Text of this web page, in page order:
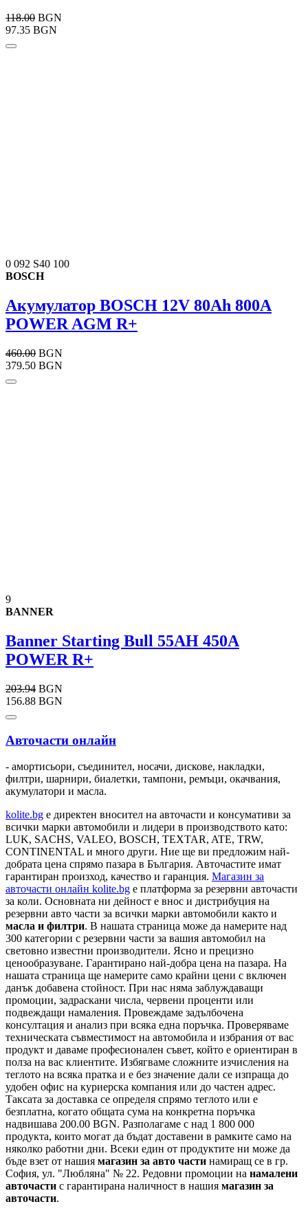
118.00 BGN
97.35 BGN
0 092 S40 100
BOSCH
Акумулатор BOSCH 12V 80Ah 800A
POWER AGM R+
460.00 BGN
379.50 BGN
9
BANNER
Banner Starting Bull 55AH 450A
POWER R+
203.94 BGN
156.88 BGN
Авточасти онлайн
- амортисьори, съединител, носачи, дискове, накладки,
филтри, шарнири, биалетки, тампони, ремъци, окачвания,
акумулатори и масла.
kolite.bg e директен вносител на авточасти и консумативи за
всички марки автомобили и лидери в производството като:
LUK, SACHS, VALEO, BOSCH, TEXTAR, ATE, TRW,
CONTINENTAL и много други. Ние ще ви предложим най-
добрата цена спрямо пазара в България. Авточастите имат
гарантиран произход, качество и гаранция. Магазин за
авточасти онлайн kolite.bg е платформа за резервни авточасти
за коли. Основната ни дейност е внос и дистрибуция на
резервни авто части за всички марки автомобили както и
масла и филтри. В нашата страница може да намерите над
300 категории с резервни части за вашия автомобил на
световно известни производители. Ясно и прецизно
ценообразуване. Гарантирано най-добра цена на пазара. На
нашата страница ще намерите само крайни цени с включен
данък добавена стойност. При нас няма заблуждаващи
промоции, задраскани числа, червени проценти или
подвеждащи намаления. Провеждаме задълбочена
консултация и анализ при всяка една поръчка. Проверяваме
техническата съвместимост на автомобила и избрания от вас
продукт и даваме професионален съвет, който е ориентиран в
полза на вас клиентите. Избягваме сложните изчисления на
теглото на всяка пратка и е без значение дали се изпраща до
удобен офис на куриерска компания или до частен адрес.
Таксата за доставка се определя спрямо теглото или е
безплатна, когато общата сума на конкретна поръчка
надвишава 200.00 BGN. Разполагаме с над 1 800 000
продукта, които могат да бъдат доставени в рамките само на
няколко работни дни. Всеки един от продуктите ни може да
бъде взет от нашия магазин за авто части намиращ се в гр.
София, ул. "Любляна" № 22. Редовни промоции на намалени
авточасти с гарантирана наличност в нашия магазин за
авточасти.